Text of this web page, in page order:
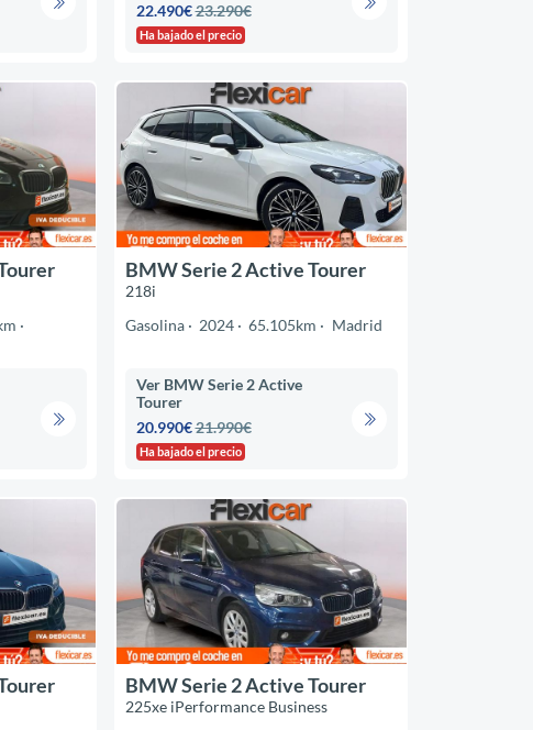
22.490€23.290€
Ha bajado el precio
BMW Serie 2 Active Tourer
218i
Gasolina
2024 65.105km Madrid
Ver BMW Serie 2 Active
Tourer
20.990€21.990€
Ha bajado el precio
BMW Serie 2 Active Tourer
225xe iPerformance Business